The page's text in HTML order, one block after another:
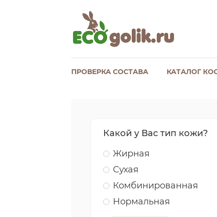
ПРОВЕРКА СОСТАВА КАТАЛОГ
Какой у Вас тип кожи?
Жирная
Сухая
Комбинированная
Нормальная